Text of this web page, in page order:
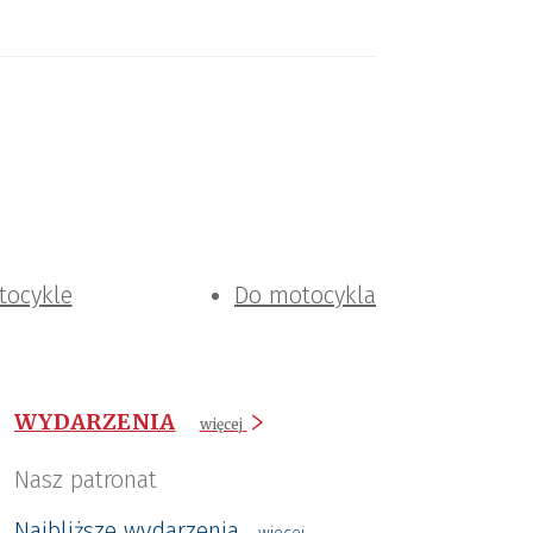
Do motocykla
WYDARZENIA więcej
Nasz patronat